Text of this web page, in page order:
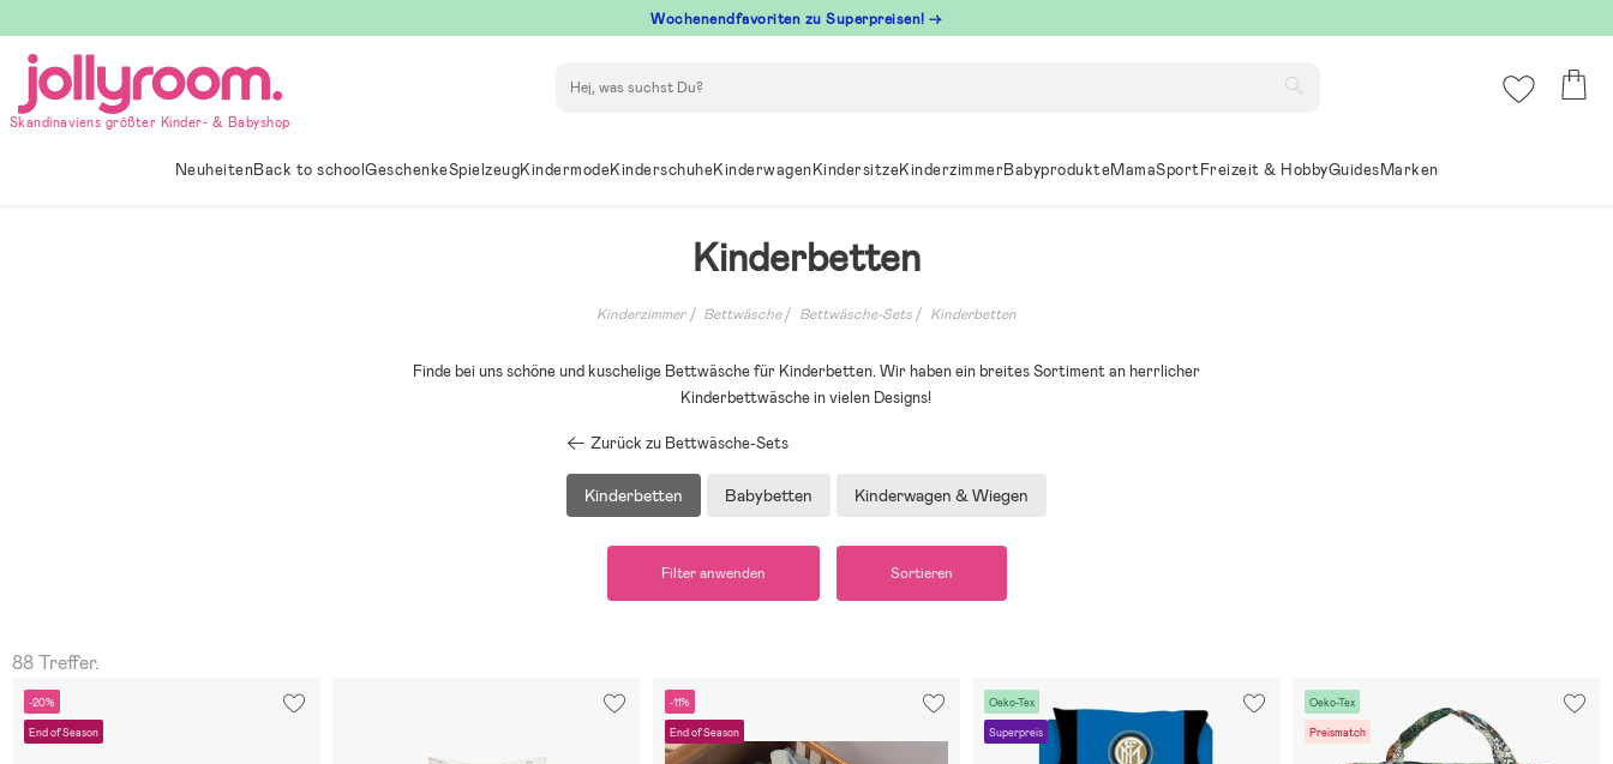
till
innehållet
Wochenendfavoriten zu Superpreisen! →
Skandinaviens größter Kinder- & Babyshop
NeuheitenBack to schoolGeschenkeSpielzeugKindermodeKinderschuheKinderwagenKindersitzeKinderzimmerBabyprodukteMamaSportFreizeit & HobbyGuidesMarken
Kinderbetten
Kinderzimmer Bettwäsche Bettwäsche-Sets Kinderbetten
Finde bei uns schöne und kuschelige Bettwäsche für Kinderbetten. Wir haben ein breites Sortiment an herrlicher
Kinderbettwäsche in vielen Designs!
Zurück zu Bettwäsche-Sets
Kinderbetten Babybetten Kinderwagen & Wiegen
Filter anwenden Sortieren
88 Treffer.
-20%
End of Season
-11%
End of Season
Oeko-Tex
Superpreis
Oeko-Tex
Preismatch